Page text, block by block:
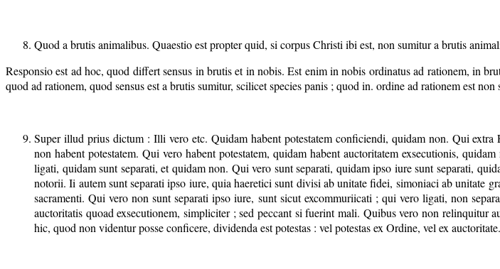
Quod a brutis animalibus. Quaestio est propter quid, si corpus Christi ibi est, non sumitur a brutis
Responsio est ad hoc, quod differt sensus in brutis et in nobis. Est enim in nobis ordinatus ad rationem, in
quod ad rationem, quod sensus est a brutis sumitur, scilicet species panis ; quod in. ordine ad rationem est
Super illud prius dictum : Illi vero etc. Quidam habent potestatem conficiendi, quidam non. Qui
non habent potestatem. Qui vero habent potestatem, quidam habent auctoritatem exsecutionis,
ligati, quidam sunt separati, et quidam non. Qui vero sunt separati, quidam ipso iure sunt separati,
notorii. Ii autem sunt separati ipso iure, quia haeretici sunt divisi ab unitate fidei, simoniaci ab unitate
sacramenti. Qui vero non sunt separati ipso iure, sunt sicut excommuriicati ; qui vero ligati, non
auctoritatis quoad exsecutionem, simpliciter ; sed peccant si fuerint mali. Quibus vero non relinquitur
hic, quod non videntur posse conficere, dividenda est potestas : vel potestas ex Ordine, vel ex